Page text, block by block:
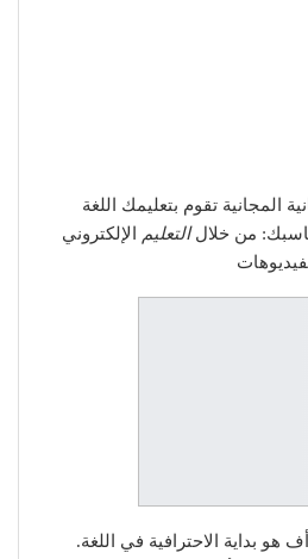
المجانية تقوم بتعليمك اللغة
تناسبك: من خلالالتعليم
الإلكتروني
هو بداية الاحترافية في اللغة.